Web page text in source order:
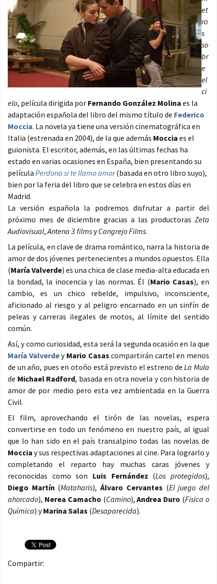
et
ro
s
so
br
e
el
ci
elo, película dirigida por Fernando González Molina es la
adaptación española del libro del mismo título de Federico
Moccia. La novela ya tiene una versión cinematográfica en
Italia (estrenada en 2004), de la que además Moccia es el
guionista. El escritor, además, en las últimas fechas ha
estado en varias ocasiones en España, bien presentando su
película Perdona si te llamo amor(basada en otro libro suyo),
bien por la feria del libro que se celebra en estos días en
Madrid.
La versión española la podremos disfrutar a partir del
próximo mes de diciembre gracias a las productoras Zeta
Audiovisual,Antena 3 filmsyCangrejo Films.
La película, en clave de drama romántico, narra la historia de
amor de dos jóvenes pertenecientes a mundos opuestos. Ella
(María Valverde) es una chica de clase media-alta educada en
la bondad, la inocencia y las normas. Él (Mario Casas), en
cambio, es un chico rebelde, impulsivo, inconsciente,
aficionado al riesgo y al peligro encarnado en un sinfín de
peleas y carreras ilegales de motos, al límite del sentido
común.
Así, y como curiosidad, esta será la segunda ocasión en la que
María Valverdey Mario Casas compartirán cartel en menos
de un año, pues en otoño está previsto el estreno deLa Mula
de Michael Radford, basada en otra novela y con historia de
amor de por medio pero esta vez ambientada en la Guerra
Civil.
El film, aprovechando el tirón de las novelas, espera
convertirse en todo un fenómeno en nuestro país, al igual
que lo han sido en el país transalpino todas las novelas de
Moccia y sus respectivas adaptaciones al cine. Para lograrlo y
completando el reparto hay muchas caras jóvenes y
reconocidas como son Luis Fernández (Los protegidos),
Diego Martín (Mataharis),Álvaro Cervantes (El juego del
ahorcado), Nerea Camacho (Camino),Andrea Duro (Fïsica o
Química) yMarina Salas (Desaparecida).
Compartir: